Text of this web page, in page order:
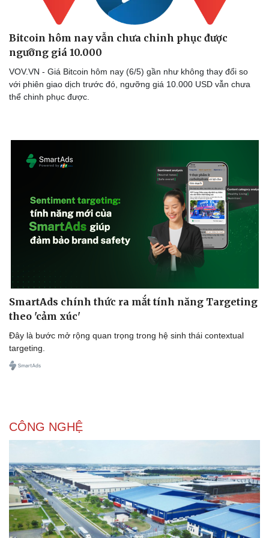
Thông tin doanh nghiệp
Doanh nghiệp 24h
Doanh nhân
Vì cộng đồng
Sành điệu
Tin Công nghệ
Trải nghiệm
Chuyển đổi số
Bitcoin hôm nay vẫn chưa chinh phục được
ngưỡng giá 10.000
VOV.VN - Giá Bitcoin hôm nay (6/5) gần như không thay đổi so
với phiên giao dịch trước đó, ngưỡng giá 10.000 USD vẫn chưa
thể chinh phục được.
SmartAds chính thức ra mắt tính năng Targeting
theo 'cảm xúc'
Đây là bước mở rộng quan trọng trong hệ sinh thái contextual
targeting.
CÔNG NGHỆ